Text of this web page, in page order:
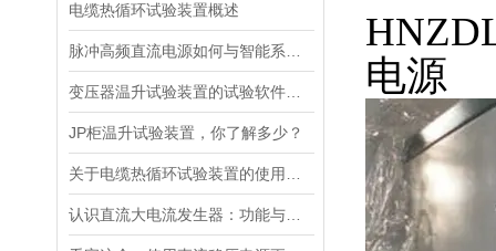
电缆热循环试验装置概述
JP柜温升试验装置，你了解多少？
电源